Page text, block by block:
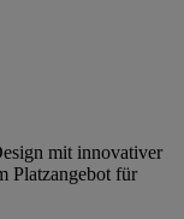
mit innovativer
Platzangebot für